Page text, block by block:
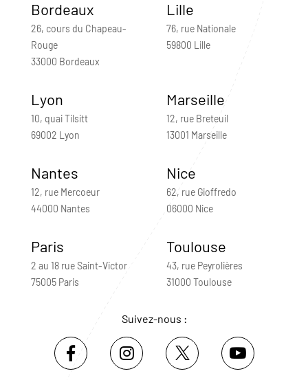
Bordeaux
26, cours du Chapeau-
Rouge
33000 Bordeaux
Lille
76, rue Nationale
59800 Lille
Lyon
10, quai Tilsitt
69002 Lyon
Marseille
12, rue Breteuil
13001 Marseille
Nantes
12, rue Mercoeur
44000 Nantes
Nice
62, rue Gioffredo
06000 Nice
Paris
2 au 18 rue Saint-Victor
75005 Paris
Toulouse
43, rue Peyrolières
31000 Toulouse
Suivez-nous :